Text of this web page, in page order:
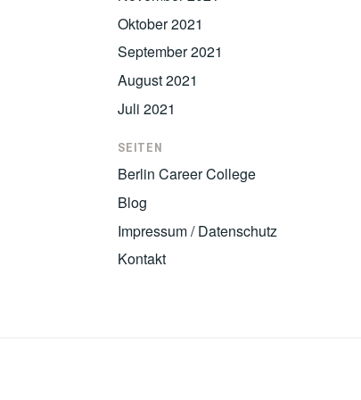
Oktober 2021
September 2021
August 2021
Juli 2021
SEITEN
Berlin Career College
Blog
Impressum / Datenschutz
Kontakt